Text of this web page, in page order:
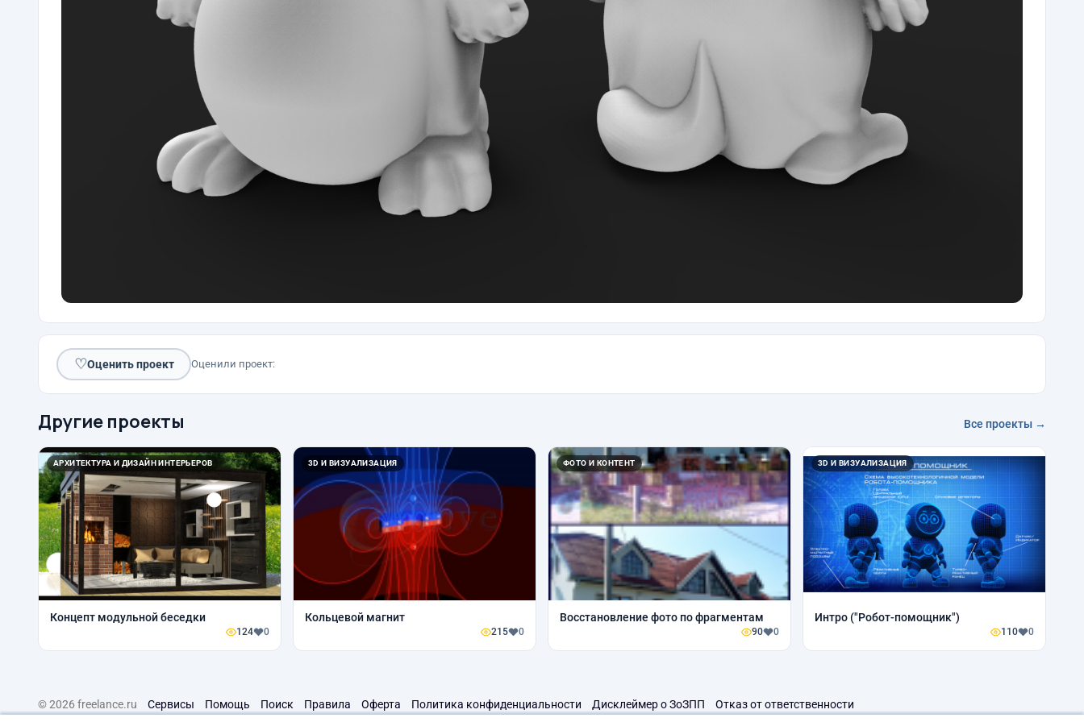
♡Оценить проект Оценили проект:
Другие проекты Все проекты →
АРХИТЕКТУРА И ДИЗАЙН ИНТЕРЬЕРОВ
Концепт модульной беседки
124 0
3D И ВИЗУАЛИЗАЦИЯ
Кольцевой магнит
215 0
ФОТО И КОНТЕНТ
Восстановление фото по фрагментам
90 0
3D И ВИЗУАЛИЗАЦИЯ
Интро ("Робот-помощник")
110 0
© 2026 freelance.ru Сервисы Помощь Поиск Правила Оферта Политика конфиденциальности Дисклеймер о ЗоЗПП Отказ от ответственности